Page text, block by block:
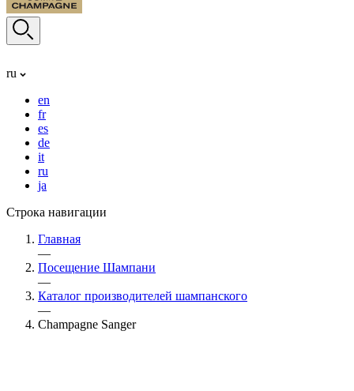
ru
en
fr
es
de
it
ru
ja
Строка навигации
Главная
—
Посещение Шампани
—
Каталог производителей шампанского
—
Champagne Sanger